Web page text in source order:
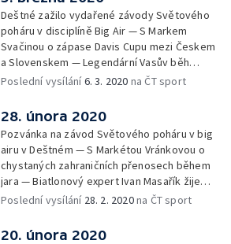
Deštné zažilo vydařené závody Světového
poháru v disciplíně Big Air — S Markem
Svačinou o zápase Davis Cupu mezi Českem
a Slovenskem — Legendární Vasův běh
tentokráte i s reportážním týmem ČT —
následujícího týdne
Poslední vysílání6. 3. 2020 na ČT sport
28. února 2020
Pozvánka na závod Světového poháru v big
airu v Deštném — S Markétou Vránkovou o
chystaných zahraničních přenosech během
jara — Biatlonový expert Ivan Masařík žije
tímto sportem i mimo TV obrazovku —
následujícího týdne
Poslední vysílání 28. 2. 2020na ČT sport
20. února 2020